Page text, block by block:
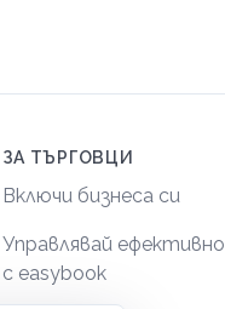
ЗА ТЪРГОВЦИ
Включи бизнеса си
Управлявай ефективно
с easybook